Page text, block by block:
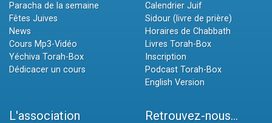
Paracha de la semaine
Fêtes Juives
News
Cours Mp3-Vidéo
Yéchiva Torah-Box
Dédicacer un cours
Calendrier Juif
Sidour (livre de prière)
Horaires de Chabbath
Livres Torah-Box
Inscription
Podcast Torah-Box
English Version
L'association Retrouvez-nous...